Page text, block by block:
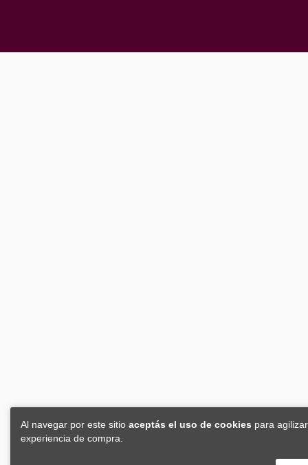
Al navegar por este sitio aceptás el uso de cookies para
experiencia de compra.